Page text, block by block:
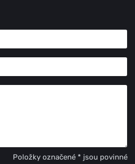
Položky označené * jsou povinné